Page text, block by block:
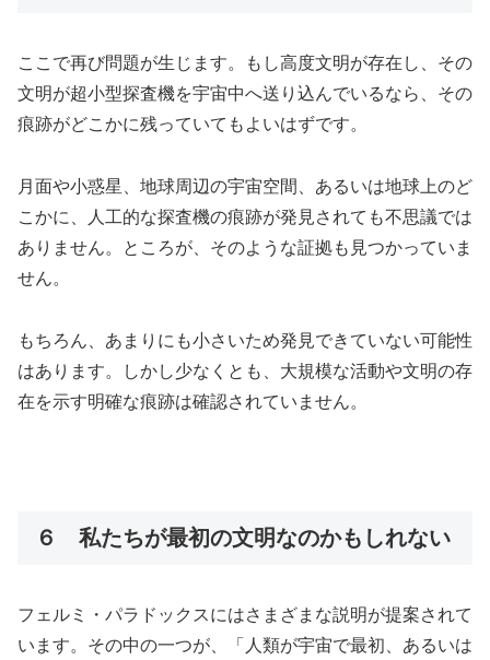
ここで再び問題が生じます。もし高度文明が存在し、その
文明が超小型探査機を宇宙中へ送り込んでいるなら、その
痕跡がどこかに残っていてもよいはずです。
月面や小惑星、地球周辺の宇宙空間、あるいは地球上のど
こかに、人工的な探査機の痕跡が発見されても不思議では
ありません。ところが、そのような証拠も見つかっていま
せん。
もちろん、あまりにも小さいため発見できていない可能性
はあります。しかし少なくとも、大規模な活動や文明の存
在を示す明確な痕跡は確認されていません。
６ 私たちが最初の文明なのかもしれない
フェルミ・パラドックスにはさまざまな説明が提案されて
います。その中の一つが、「人類が宇宙で最初、あるいは